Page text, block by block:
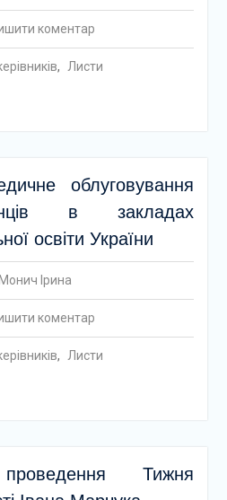
коментар
, Листи
облуговування
в закладах
освіти України
Монич Ірина
коментар
, Листи
Тижня